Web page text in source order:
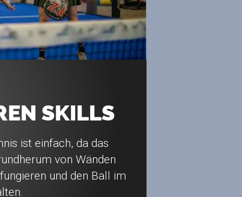
SKILLS
ist einfach, da das
von Wänden
und den Ball im